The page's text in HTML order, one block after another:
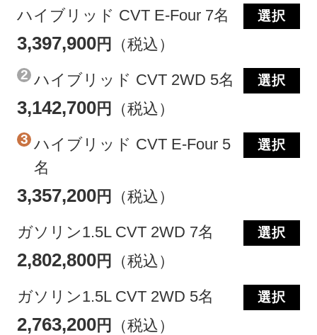
ハイブリッド CVT E-Four 7名
3,397,900円 （税込）
選択
2 ハイブリッド CVT 2WD 5名
3,142,700円 （税込）
選択
3 ハイブリッド CVT E-Four 5
名
3,357,200円 （税込）
選択
ガソリン1.5L CVT 2WD 7名
2,802,800円 （税込）
選択
ガソリン1.5L CVT 2WD 5名
2,763,200円 （税込）
選択